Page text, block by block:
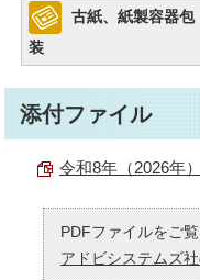
古紙、紙製容器包
装
添付ファイル
令和8年（2026年
PDFファイルをご
アドビシステムズ